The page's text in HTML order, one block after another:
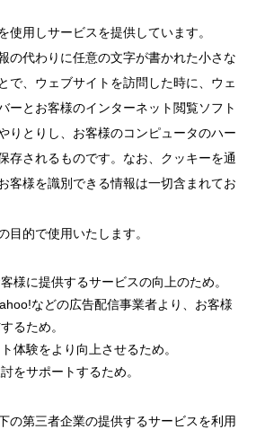
使用しサービスを提供しています。
の代わりに任意の文字が書かれた小さな
で、ウェブサイトを訪問した時に、ウェ
ーとお客様のインターネット閲覧ソフト
りとりし、お客様のコンピュータのハー
存されるものです。なお、クッキーを通
客様を識別できる情報は一切含まれてお
目的で使用いたします。
様に提供するサービスの向上のため。
などの広告配信事業者より、お客様
るため。
体験をより向上させるため。
をサポートするため。
の第三者企業の提供するサービスを利用